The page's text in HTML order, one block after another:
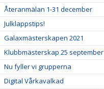
Återanmälan 1-31 december
Julklappstips!
Galaxmästerskapen 2021
Klubbmästerskap 25 september
Nu fyller vi grupperna
Digital Vårkavalkad